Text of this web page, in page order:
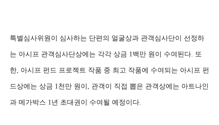
특별심사위원이 심사하는 단편의 얼굴상과 관객심사단이 선정하
는 아시프 관객심사단상에는 각각 상금 1백만 원이 수여된다. 또
한, 아시프 펀드 프로젝트 작품 중 최고 작품에 수여되는 아시프 펀
드상에는 상금 1천만 원이, 관객이 직접 뽑은 관객상에는 아트나인
과 메가박스 1년 초대권이 수여될 예정이다.